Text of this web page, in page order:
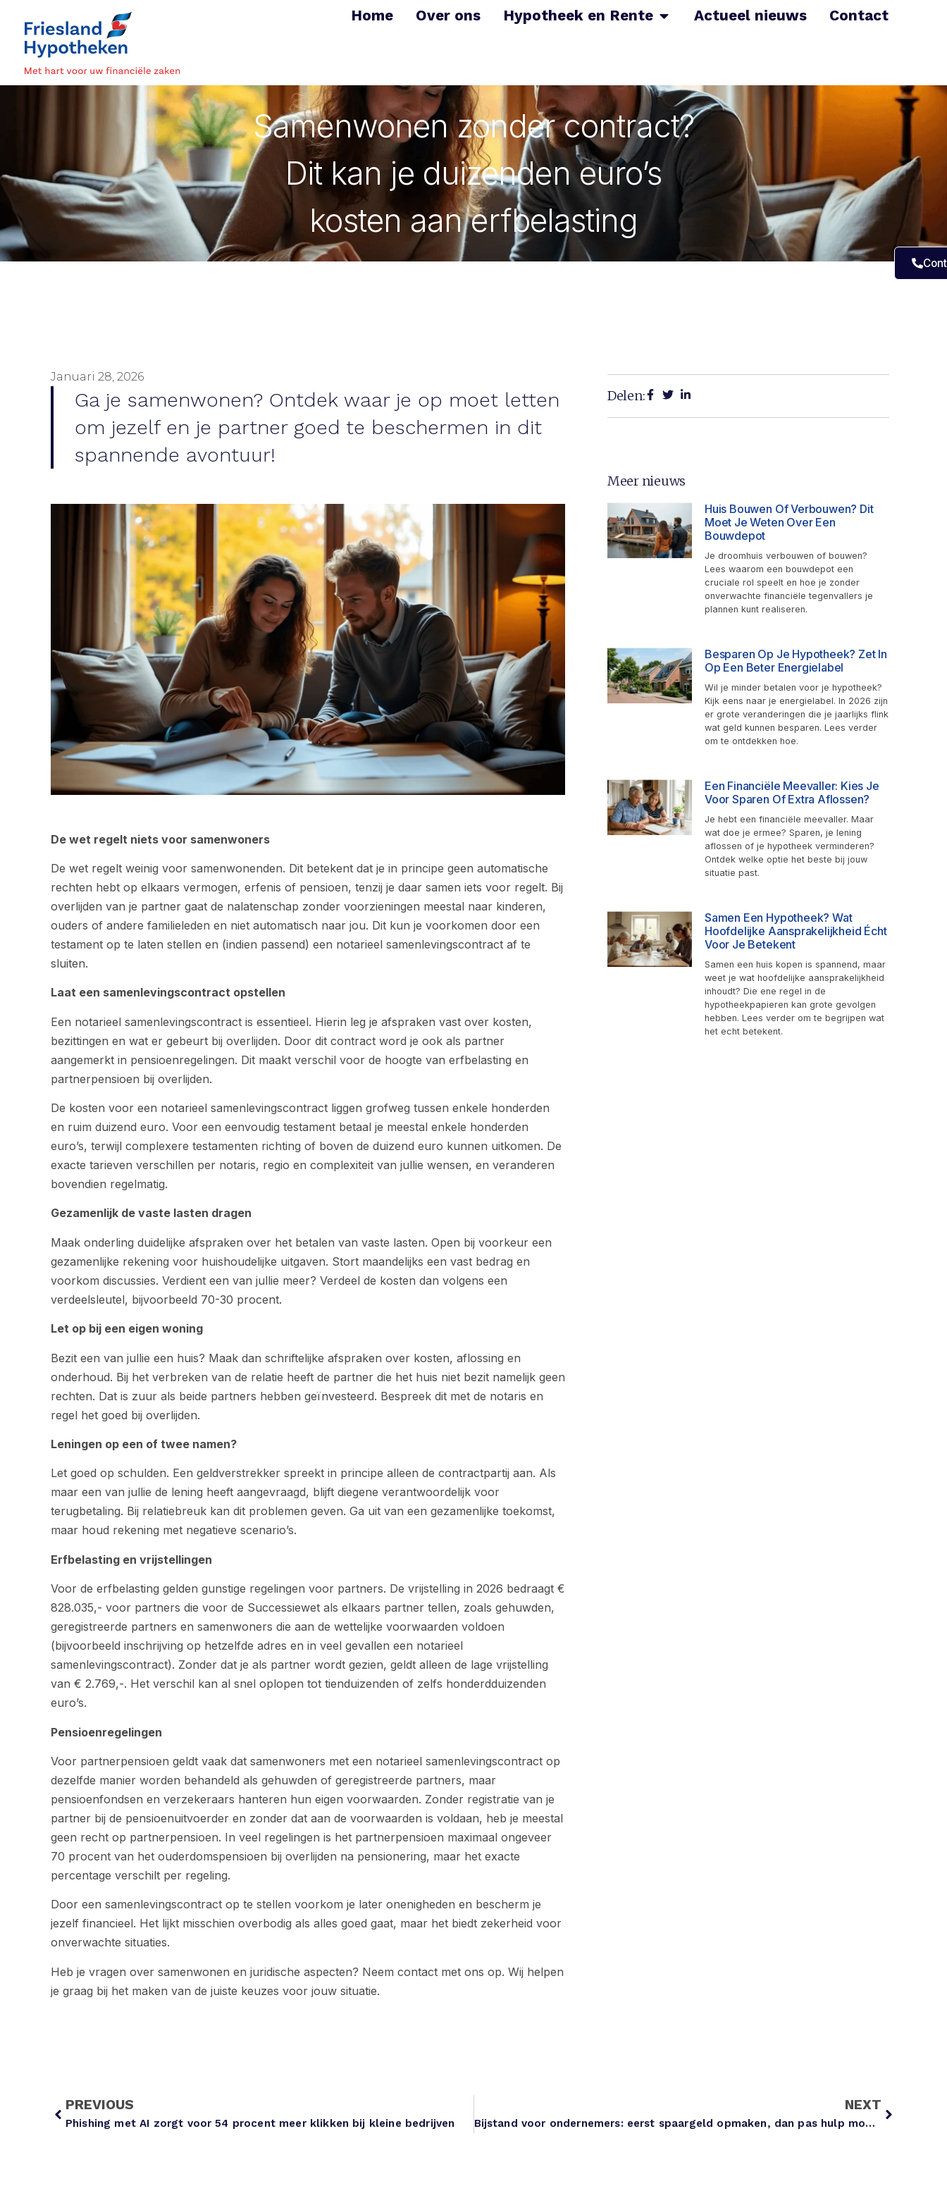
Home Over ons Hypotheek en Rente Actueel nieuws Contact
Samenwonen zonder contract?
Dit kan je duizenden euro’s
kosten aan erfbelasting
Januari 28, 2026
Ga je samenwonen? Ontdek waar je op moet letten
om jezelf en je partner goed te beschermen in dit
spannende avontuur!
De wet regelt niets voor samenwoners
De wet regelt weinig voor samenwonenden. Dit betekent dat je in principe geen automatische
rechten hebt op elkaars vermogen, erfenis of pensioen, tenzij je daar samen iets voor regelt. Bij
overlijden van je partner gaat de nalatenschap zonder voorzieningen meestal naar kinderen,
ouders of andere familieleden en niet automatisch naar jou. Dit kun je voorkomen door een
testament op te laten stellen en (indien passend) een notarieel samenlevingscontract af te
sluiten.
Laat een samenlevingscontract opstellen
Een notarieel samenlevingscontract is essentieel. Hierin leg je afspraken vast over kosten,
bezittingen en wat er gebeurt bij overlijden. Door dit contract word je ook als partner
aangemerkt in pensioenregelingen. Dit maakt verschil voor de hoogte van erfbelasting en
partnerpensioen bij overlijden.
De kosten voor een notarieel samenlevingscontract liggen grofweg tussen enkele honderden
en ruim duizend euro. Voor een eenvoudig testament betaal je meestal enkele honderden
euro’s, terwijl complexere testamenten richting of boven de duizend euro kunnen uitkomen. De
exacte tarieven verschillen per notaris, regio en complexiteit van jullie wensen, en veranderen
bovendien regelmatig.
Gezamenlijk de vaste lasten dragen
Maak onderling duidelijke afspraken over het betalen van vaste lasten. Open bij voorkeur een
gezamenlijke rekening voor huishoudelijke uitgaven. Stort maandelijks een vast bedrag en
voorkom discussies. Verdient een van jullie meer? Verdeel de kosten dan volgens een
verdeelsleutel, bijvoorbeeld 70-30 procent.
Let op bij een eigen woning
Bezit een van jullie een huis? Maak dan schriftelijke afspraken over kosten, aflossing en
onderhoud. Bij het verbreken van de relatie heeft de partner die het huis niet bezit namelijk geen
rechten. Dat is zuur als beide partners hebben geïnvesteerd. Bespreek dit met de notaris en
regel het goed bij overlijden.
Leningen op een of twee namen?
Let goed op schulden. Een geldverstrekker spreekt in principe alleen de contractpartij aan. Als
maar een van jullie de lening heeft aangevraagd, blijft diegene verantwoordelijk voor
terugbetaling. Bij relatiebreuk kan dit problemen geven. Ga uit van een gezamenlijke toekomst,
maar houd rekening met negatieve scenario’s.
Erfbelasting en vrijstellingen
Voor de erfbelasting gelden gunstige regelingen voor partners. De vrijstelling in 2026 bedraagt €
828.035,- voor partners die voor de Successiewet als elkaars partner tellen, zoals gehuwden,
geregistreerde partners en samenwoners die aan de wettelijke voorwaarden voldoen
(bijvoorbeeld inschrijving op hetzelfde adres en in veel gevallen een notarieel
samenlevingscontract). Zonder dat je als partner wordt gezien, geldt alleen de lage vrijstelling
van € 2.769,-. Het verschil kan al snel oplopen tot tienduizenden of zelfs honderdduizenden
euro’s.
Pensioenregelingen
Voor partnerpensioen geldt vaak dat samenwoners met een notarieel samenlevingscontract op
dezelfde manier worden behandeld als gehuwden of geregistreerde partners, maar
pensioenfondsen en verzekeraars hanteren hun eigen voorwaarden. Zonder registratie van je
partner bij de pensioenuitvoerder en zonder dat aan de voorwaarden is voldaan, heb je meestal
geen recht op partnerpensioen. In veel regelingen is het partnerpensioen maximaal ongeveer
70 procent van het ouderdomspensioen bij overlijden na pensionering, maar het exacte
percentage verschilt per regeling.
Door een samenlevingscontract op te stellen voorkom je later onenigheden en bescherm je
jezelf financieel. Het lijkt misschien overbodig als alles goed gaat, maar het biedt zekerheid voor
onverwachte situaties.
Heb je vragen over samenwonen en juridische aspecten? Neem contact met ons op. Wij helpen
je graag bij het maken van de juiste keuzes voor jouw situatie.
Delen:
Meer nieuws
Huis Bouwen Of Verbouwen? Dit
Moet Je Weten Over Een
Bouwdepot
Je droomhuis verbouwen of bouwen?
Lees waarom een bouwdepot een
cruciale rol speelt en hoe je zonder
onverwachte financiële tegenvallers je
plannen kunt realiseren.
Besparen Op Je Hypotheek? Zet In
Op Een Beter Energielabel
Wil je minder betalen voor je hypotheek?
Kijk eens naar je energielabel. In 2026 zijn
er grote veranderingen die je jaarlijks flink
wat geld kunnen besparen. Lees verder
om te ontdekken hoe.
Een Financiële Meevaller: Kies Je
Voor Sparen Of Extra Aflossen?
Je hebt een financiële meevaller. Maar
wat doe je ermee? Sparen, je lening
aflossen of je hypotheek verminderen?
Ontdek welke optie het beste bij jouw
situatie past.
Samen Een Hypotheek? Wat
Hoofdelijke Aansprakelijkheid Écht
Voor Je Betekent
Samen een huis kopen is spannend, maar
weet je wat hoofdelijke aansprakelijkheid
inhoudt? Die ene regel in de
hypotheekpapieren kan grote gevolgen
hebben. Lees verder om te begrijpen wat
het echt betekent.
PREVIOUS
Phishing met AI zorgt voor 54 procent meer klikken bij kleine bedrijven
NEXT
Bijstand voor ondernemers: eerst spaargeld opmaken, dan pas hulp mogelijk